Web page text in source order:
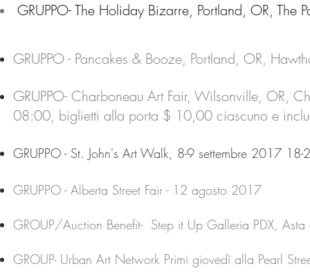
GRUPPO- The Holiday Bizarre, Portland, OR,
GRUPPO - Pancakes & Booze, Portland, OR,
GRUPPO- Charboneau Art Fair, Wilsonville, OR,
08:00, biglietti alla porta $ 10,00 ciascuno e
GRUPPO - St. John's Art Walk, 8-9 settembre 2017 18-
GRUPPO - Alberta Street Fair - 12 agosto 2017
GROUP/Auction Benefit- Step it Up Galleria PDX,
GROUP- Urban Art Network Primi giovedì alla Pearl